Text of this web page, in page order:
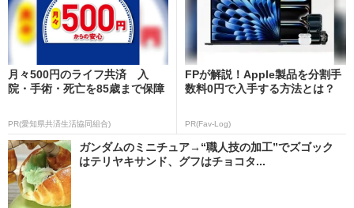
月々500円のライフ共済 入
院・手術・死亡を85歳まで保障
PR(愛知県共済生活協同組合)
FPが解説！Apple製品を分割手
数料0円で入手する方法とは？
PR(Fav-Log)
ガンダムのミニチュア→“職人技の加工”でズゴック
はテリヤキサンド、グフはチョコタ...